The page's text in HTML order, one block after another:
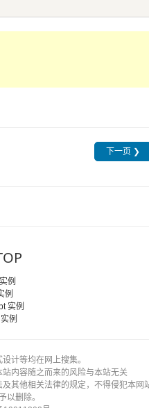
下一页 ❯
例
例
实例
例
计等均在网上搜集。
内容随之而来的风险与本站无关
其他相关法律的规定，不得侵犯本网
以删除。